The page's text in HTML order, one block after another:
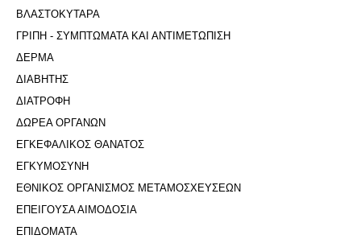
ΒΛΑΣΤΟΚΥΤΑΡΑ
ΓΡΙΠΗ - ΣΥΜΠΤΩΜΑΤΑ ΚΑΙ ΑΝΤΙΜΕΤΩΠΙΣΗ
ΔΕΡΜΑ
ΔΙΑΒΗΤΗΣ
ΔΙΑΤΡΟΦΗ
ΔΩΡΕΑ ΟΡΓΑΝΩΝ
ΕΓΚΕΦΑΛΙΚΟΣ ΘΑΝΑΤΟΣ
ΕΓΚΥΜΟΣΥΝΗ
ΕΘΝΙΚΟΣ ΟΡΓΑΝΙΣΜΟΣ ΜΕΤΑΜΟΣΧΕΥΣΕΩΝ
ΕΠΕΙΓΟΥΣΑ ΑΙΜΟΔΟΣΙΑ
ΕΠΙΔΟΜΑΤΑ